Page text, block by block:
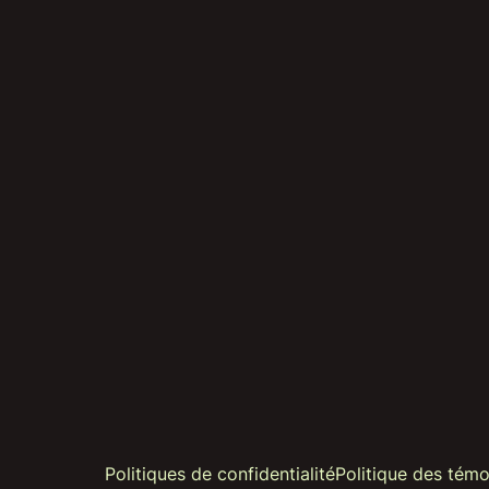
Politiques de confidentialitéPolitique des